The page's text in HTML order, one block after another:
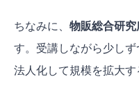
ちなみに、 物販総合研
す。受講しながら少し
法人化して規模を拡大